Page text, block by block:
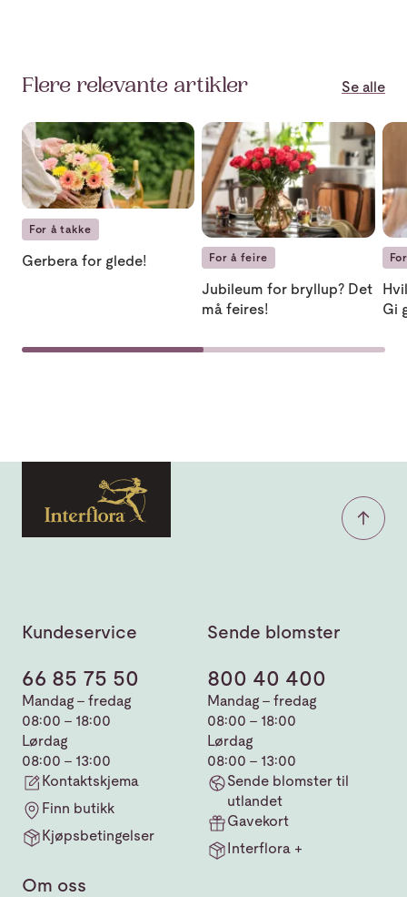
Flere relevante artikler Se alle
Gerbera for glede!
For å takke
Gerbera for glede!
Jubileum for bryllup? Det må
For å feire
Jubileum for bryllup? Det
må feires!
Gi
Kundeservice
66 85 75 50
Mandag - fredag
08:00 - 18:00
Lørdag
08:00 - 13:00
Kontaktskjema
Finn butikk
Kjøpsbetingelser
Sende blomster
800 40 400
Mandag - fredag
08:00 - 18:00
Lørdag
08:00 - 13:00
Sende blomster til
utlandet
Gavekort
Interflora +
Om oss